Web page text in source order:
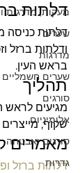
מעקות, מדרגות
שערים
מדרגות
שערים חשמליים
סורגים
אלומיניום
סורגים ואבטחה
גדרות
דלתות
דלתות כניסה
ודלתות ברזל
בראש העין.
תהליך
מגיעים לראש
שקוף, מייצרים
מאמרים
דלתות ברזל